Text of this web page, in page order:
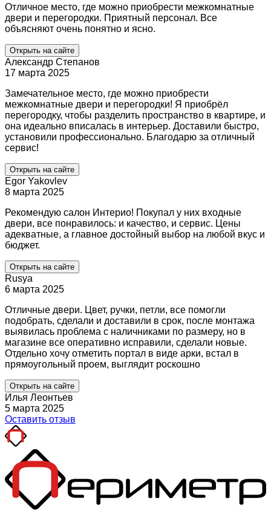
Отличное место, где можно приобрести межкомнатные
двери и перегородки. Приятный персонал. Все
объясняют очень понятно и ясно.
Открыть на сайте
Александр Степанов
17 марта 2025
Замечательное место, где можно приобрести
межкомнатные двери и перегородки! Я приобрёл
перегородку, чтобы разделить пространство в квартире, и
она идеально вписалась в интерьер. Доставили быстро,
установили профессионально. Благодарю за отличный
сервис!
Открыть на сайте
Egor Yakovlev
8 марта 2025
Рекомендую салон Интерио! Покупал у них входные
двери, все понравилось: и качество, и сервис. Цены
адекватные, а главное достойный выбор на любой вкус и
бюджет.
Открыть на сайте
Rusya
6 марта 2025
Отличные двери. Цвет, ручки, петли, все помогли
подобрать, сделали и доставили в срок, после монтажа
выявилась проблема с наличниками по размеру, но в
магазине все оперативно исправили, сделали новые.
Отдельно хочу отметить портал в виде арки, встал в
прямоугольный проем, выглядит роскошно
Открыть на сайте
Илья Леонтьев
5 марта 2025
Оставить отзыв